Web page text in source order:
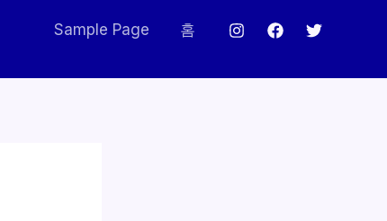
Sample Page 홈